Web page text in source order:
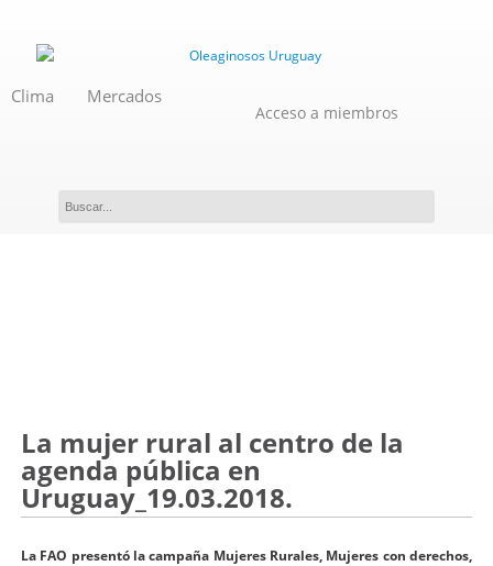
Clima Mercados
Acceso a miembros
La mujer rural al centro de la
agenda pública en
Uruguay_19.03.2018.
La FAO presentó la campaña Mujeres Rurales, Mujeres con derechos,